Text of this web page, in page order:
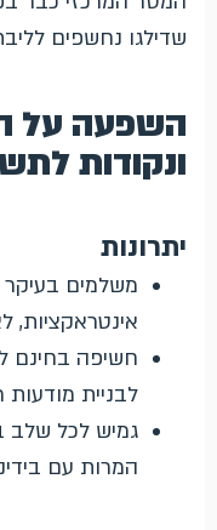
שדילגו נחשפים
השפעה על
ונקודות
יתרונות
משלמים בעיקר
אינטראקציות,
חשיפה בחינם
לבניית
גמיש לכל שלב
המרות עם